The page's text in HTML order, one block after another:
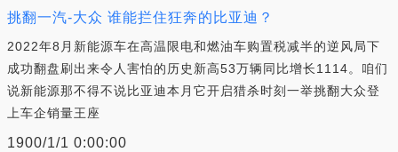
挑翻一汽-大众 谁能拦住狂奔的比亚迪？
2022年8月新能源车在高温限电和燃油车购置税减半的逆风局下
成功翻盘刷出来令人害怕的历史新高53万辆同比增长1114。咱们
说新能源那不得不说比亚迪本月它开启猎杀时刻一举挑翻大众登
上车企销量王座
1900/1/1 0:00:00